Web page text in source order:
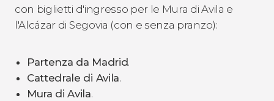
con biglietti d'ingresso per le Mura di Avila e
l'Alcázar di Segovia (con e senza pranzo):
Partenza da Madrid.
Cattedrale di Avila.
Mura di Avila.